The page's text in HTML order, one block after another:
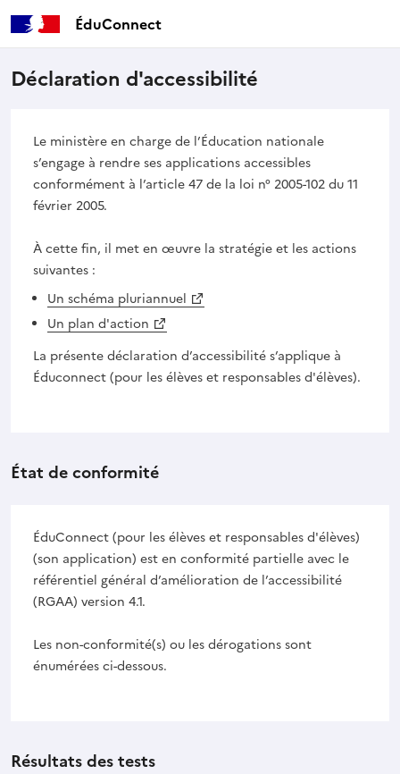
ÉduConnect
Déclaration d'accessibilité
Le ministère en charge de l’Éducation nationale
s’engage à rendre ses applications accessibles
conformément à l’article 47 de la loi n° 2005-102 du 11
février 2005.
À cette fin, il met en œuvre la stratégie et les actions
suivantes :
Un schéma pluriannuel
Un plan d'action
La présente déclaration d’accessibilité s’applique à
Éduconnect (pour les élèves et responsables d'élèves).
État de conformité
ÉduConnect (pour les élèves et responsables d'élèves)
(son application) est en conformité partielle avec le
référentiel général d’amélioration de l’accessibilité
(RGAA) version 4.1.
Les non-conformité(s) ou les dérogations sont
énumérées ci-dessous.
Résultats des tests